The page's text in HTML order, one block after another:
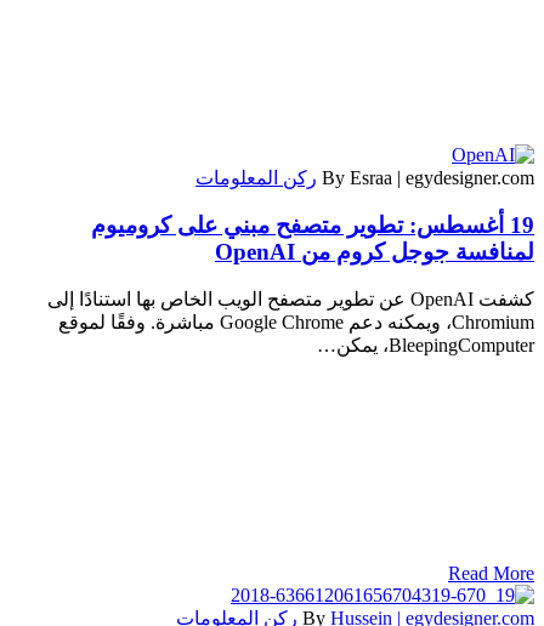
By Esraa | egydesigner.com ركن المعلومات
19 أغسطس:
تطوير متصفح مبني على كروميوم
لمنافسة جوجل كروم من OpenAI
كشفت OpenAI عن تطوير متصفح الويب الخاص بها استنادًا إلى
Chromium، ويمكنه دعم Google Chrome مباشرة. وفقًا لموقع
BleepingComputer، يمكن…
Read More
By Hussein | egydesigner.com ركن المعلومات